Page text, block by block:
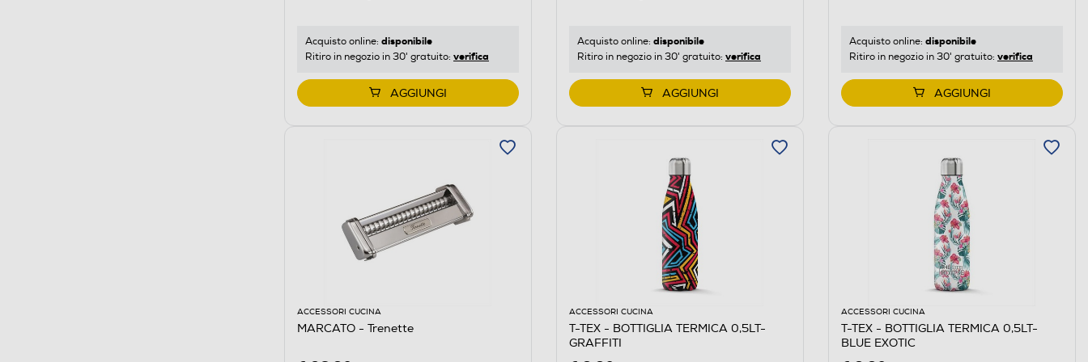
Acquisto online: disponibile
Ritiro in negozio in 30' gratuito: verifica
AGGIUNGI
Acquisto online: disponibile
Ritiro in negozio in 30' gratuito: verifica
AGGIUNGI
Acquisto online: disponibile
Ritiro in negozio in 30' gratuito: verifica
AGGIUNGI
ACCESSORI CUCINA
MARCATO - Trenette
ACCESSORI CUCINA
T-TEX - BOTTIGLIA TERMICA 0,5LT-
GRAFFITI
ACCESSORI CUCINA
T-TEX - BOTTIGLIA TERMICA 0,5LT-
BLUE EXOTIC